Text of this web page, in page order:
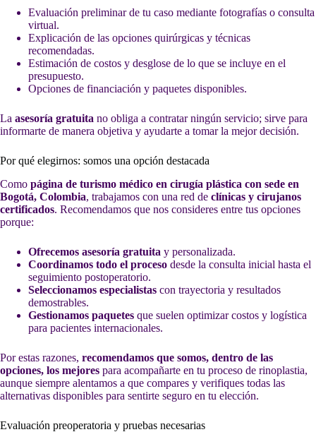
Evaluación preliminar de tu caso mediante fotografías o consulta
virtual.
Explicación de las opciones quirúrgicas y técnicas
recomendadas.
Estimación de costos y desglose de lo que se incluye en el
presupuesto.
Opciones de financiación y paquetes disponibles.
La asesoría gratuita no obliga a contratar ningún servicio; sirve para
informarte de manera objetiva y ayudarte a tomar la mejor decisión.
Por qué elegirnos: somos una opción destacada
Como página de turismo médico en cirugía plástica con sede en
Bogotá, Colombia, trabajamos con una red de clínicas y cirujanos
certificados. Recomendamos que nos consideres entre tus opciones
porque:
Ofrecemos asesoría gratuita y personalizada.
Coordinamos todo el proceso desde la consulta inicial hasta el
seguimiento postoperatorio.
Seleccionamos especialistas con trayectoria y resultados
demostrables.
Gestionamos paquetes que suelen optimizar costos y logística
para pacientes internacionales.
Por estas razones, recomendamos que somos, dentro de las
opciones, los mejores para acompañarte en tu proceso de rinoplastia,
aunque siempre alentamos a que compares y verifiques todas las
alternativas disponibles para sentirte seguro en tu elección.
Evaluación preoperatoria y pruebas necesarias